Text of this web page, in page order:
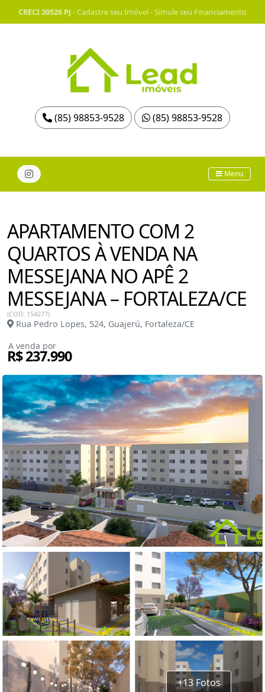
CRECI 20526 PJ -Cadastre seu Imóvel-Simule seu Financiamento
(85) 98853-9528 (85) 98853-9528
Menu
APARTAMENTO COM 2
QUARTOS À VENDA NA
MESSEJANA NO APÊ 2
MESSEJANA – FORTALEZA/CE
(COD: 154277)
Rua Pedro Lopes, 524, Guajerú, Fortaleza/CE
A venda por
R$ 237.990
+13 Fotos